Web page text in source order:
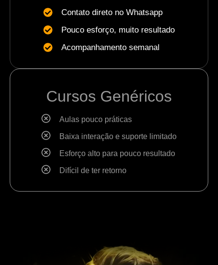
Contato direto no Whatsapp
Pouco esforço, muito resultado
Acompanhamento semanal
Cursos Genéricos
Aulas pouco práticas
Baixa interação e suporte limitado
Esforço alto para pouco resultado
Difícil de ter retorno